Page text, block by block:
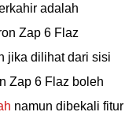
adalah
Zap 6 Flaz
jika dilihat dari sisi
Zap 6 Flaz boleh
namun dibekali fitur